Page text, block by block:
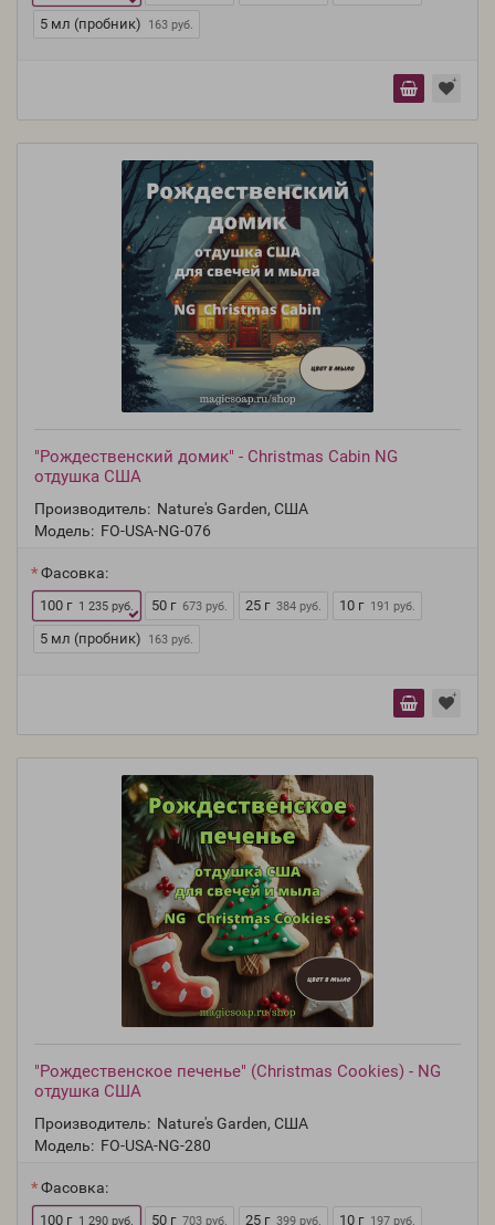
5 мл (пробник) 163 руб.
"Рождественский домик" - Christmas Cabin NG
отдушка США
Производитель: Nature's Garden, США
Модель: FO-USA-NG-076
Фасовка:
100 г 1 235 руб. 50 г 673 руб. 25 г 384 руб. 10 г 191 руб.
5 мл (пробник) 163 руб.
"Рождественское печенье" (Christmas Cookies) - NG
отдушка США
Производитель: Nature's Garden, США
Модель: FO-USA-NG-280
Фасовка:
100 г 1 290 руб. 50 г 703 руб. 25 г 399 руб. 10 г 197 руб.